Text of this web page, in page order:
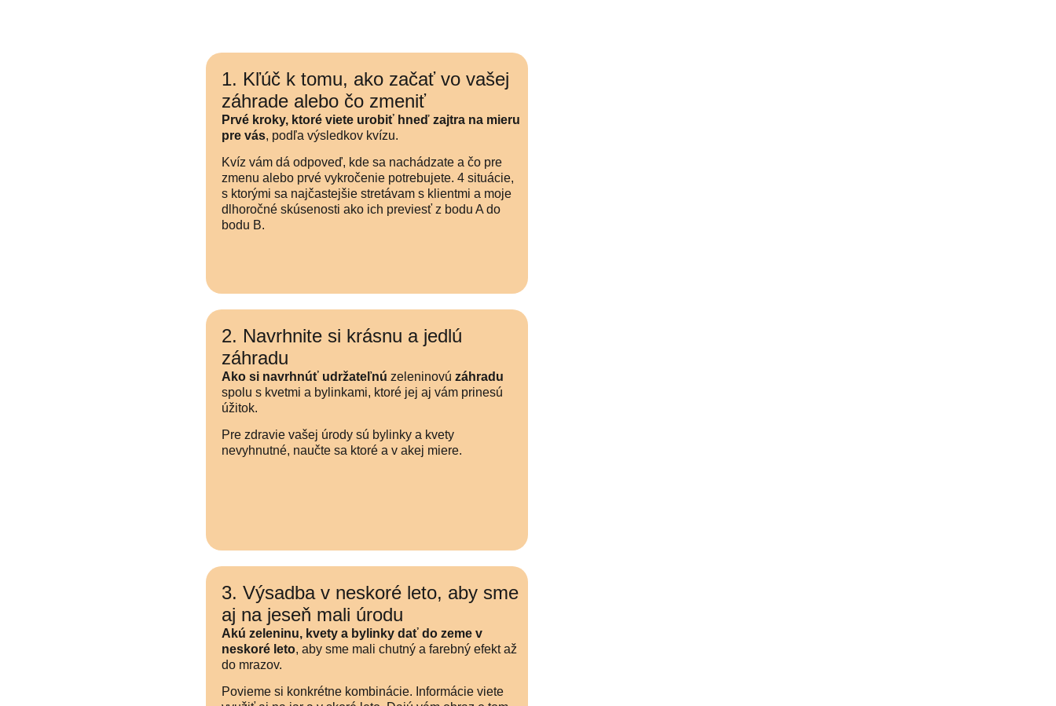
1. Kľúč k tomu, ako začať vo vašej
záhrade alebo čo zmeniť
Prvé kroky, ktoré viete urobiť hneď zajtra na mieru
pre vás, podľa výsledkov kvízu.
Kvíz vám dá odpoveď, kde sa nachádzate a čo pre
zmenu alebo prvé vykročenie potrebujete. 4 situácie,
s ktorými sa najčastejšie stretávam s klientmi a moje
dlhoročné skúsenosti ako ich previesť z bodu A do
bodu B.
2. Navrhnite si krásnu a jedlú
záhradu
Ako si navrhnúť udržateľnú zeleninovú záhradu
spolu s kvetmi a bylinkami, ktoré jej aj vám prinesú
úžitok.
Pre zdravie vašej úrody sú bylinky a kvety
nevyhnutné, naučte sa ktoré a v akej miere.
3. Výsadba v neskoré leto, aby sme
aj na jeseň mali úrodu
Akú zeleninu, kvety a bylinky dať do zeme v
neskoré leto, aby sme mali chutný a farebný efekt až
do mrazov.
Povieme si konkrétne kombinácie. Informácie viete